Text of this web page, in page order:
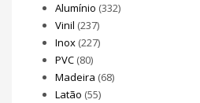
Alumínio (332)
Vinil (237)
Inox (227)
PVC (80)
Madeira (68)
Latão (55)